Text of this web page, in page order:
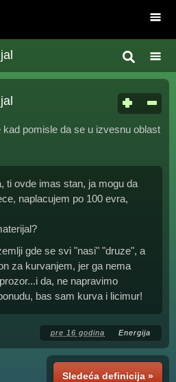
pomisle da se u izvesnu oblast
ti ovde imas stan, ja mogu da
naplacujem po 100 evra,
gde se svi "nasi" "druze", a
za kurvanjem, jer ga nema
da, ne napravimo
bas sam kurva i licimur!
pre 16 godina Energija
Sledeća definicija »